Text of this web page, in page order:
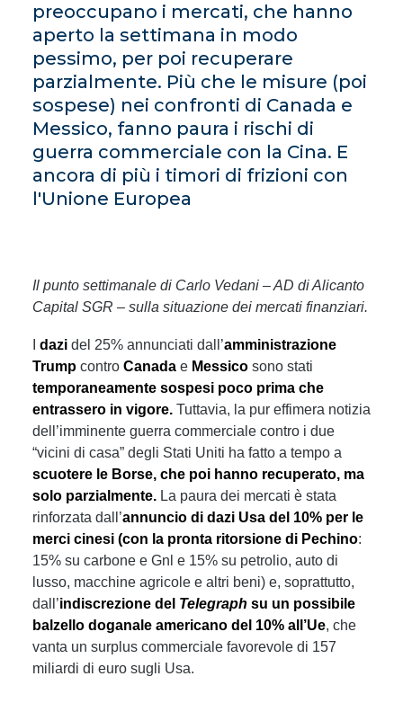
preoccupano i mercati, che hanno
aperto la settimana in modo
pessimo, per poi recuperare
parzialmente. Più che le misure (poi
sospese) nei confronti di Canada e
Messico, fanno paura i rischi di
guerra commerciale con la Cina. E
ancora di più i timori di frizioni con
l'Unione Europea
Il punto settimanale di Carlo Vedani – AD di Alicanto
Capital SGR – sulla situazione dei mercati finanziari.
dazi del 25% annunciati dall’amministrazione
Trump contro Canada e Messico sono stati
temporaneamente sospesi poco prima che
entrassero in vigore. Tuttavia, la pur effimera notizia
dell’imminente guerra commerciale contro i due
“vicini di casa” degli Stati Uniti ha fatto a tempo a
scuotere le Borse, che poi hanno recuperato, ma
solo parzialmente. La paura dei mercati è stata
rinforzata dall’annuncio di dazi Usa del 10% per le
merci cinesi (con la pronta ritorsione di Pechino:
15% su carbone e Gnl e 15% su petrolio, auto di
lusso, macchine agricole e altri beni) e, soprattutto,
dall’indiscrezione del Telegraph su un possibile
balzello doganale americano del 10% all’Ue, che
vanta un surplus commerciale favorevole di 157
miliardi di euro sugli Usa.